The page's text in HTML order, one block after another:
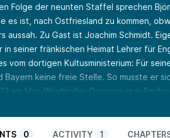
Folge der neunten Staffel sprechen
es ist, nach Ostfriesland zu kommen,
aussah. Zu Gast ist Joachim Schmidt.
in seiner fränkischen Heimat Lehrer für
vom dortigen Kultusministerium: Für
Bayern keine freie Stelle. So musste er
am Max-Windmüller-Gymnasium in
seinem gesamten Umfeld
zu ziehen, die man sich nicht
zur Heimat werden? Was sind die
0 ACTIVITY 1